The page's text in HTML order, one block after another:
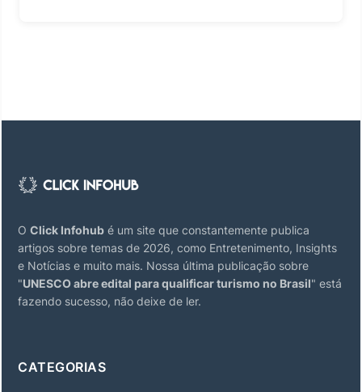
O Click Infohub é um site que constantemente publica
artigos sobre temas de 2026, como Entretenimento, Insights
e Notícias e muito mais. Nossa última publicação sobre
"UNESCO abre edital para qualificar turismo no Brasil" está
fazendo sucesso, não deixe de ler.
CATEGORIAS